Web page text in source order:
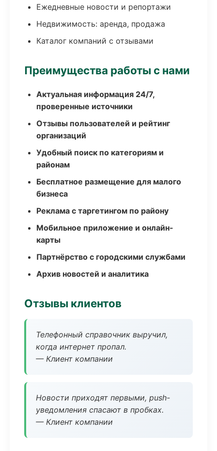
Ежедневные новости и репортажи
Недвижимость: аренда, продажа
Каталог компаний с отзывами
Преимущества работы с нами
Актуальная информация 24/7,
проверенные источники
Отзывы пользователей и рейтинг
организаций
Удобный поиск по категориям и
районам
Бесплатное размещение для малого
бизнеса
Реклама с таргетингом по району
Мобильное приложение и онлайн-
карты
Партнёрство с городскими службами
Архив новостей и аналитика
Отзывы клиентов
Телефонный справочник выручил,
когда интернет пропал.
— Клиент компании
Новости приходят первыми, push-
уведомления спасают в пробках.
— Клиент компании